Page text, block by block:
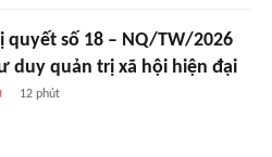
quyết số 18 – NQ/TW/2026
duy quản trị xã hội hiện đại
12 phút